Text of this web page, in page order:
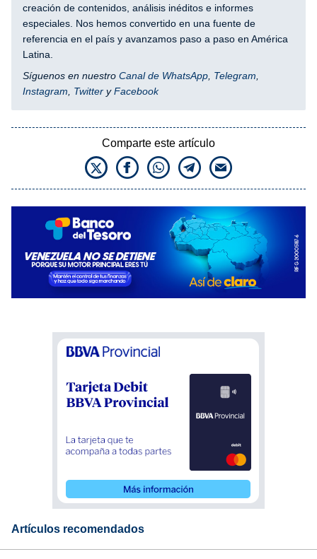
creación de contenidos, análisis inéditos e informes
especiales. Nos hemos convertido en una fuente de
referencia en el país y avanzamos paso a paso en América
Latina.
Síguenos en nuestro Canal de WhatsApp, Telegram,
Instagram, Twitter yFacebook
Comparte este artículo
Artículos recomendados